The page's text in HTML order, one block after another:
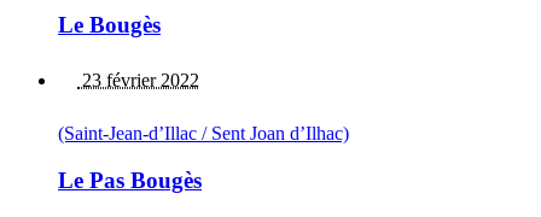
Le Bougès
23 février 2022
(Saint-Jean-d’Illac / Sent Joan d’Ilhac)
Le Pas Bougès